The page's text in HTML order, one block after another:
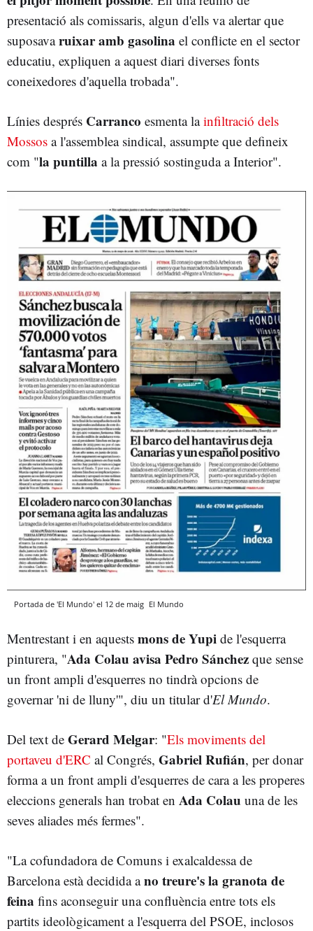
presentació als comissaris, algun d'ells va alertar que
suposavaruixar amb gasolina el conflicte en el sector
educatiu, expliquen a aquest diari diverses fonts
coneixedores d'aquella trobada".
Línies després Carranco esmenta lainfiltració dels
Mossos a l'assemblea sindical, assumpte que defineix
com "la puntilla a la pressió sostinguda a Interior".
Portada de 'El Mundo' el 12 de maig El Mundo
Mentrestant i en aquests mons de Yupi de l'esquerra
pinturera, "Ada Colau avisa Pedro Sánchez que sense
un front ampli d'esquerres no tindrà opcions de
governar 'ni de lluny'", diu un titular d'El Mundo.
Del text de Gerard Melgar: "Els moviments del
portaveu d'ERC al Congrés, Gabriel Rufián, per donar
forma a un front ampli d'esquerres de cara a les properes
eleccions generals han trobat en Ada Colau una de les
seves aliades més fermes".
"La cofundadora de Comuns i exalcaldessa de
Barcelona està decidida ano treure's la granota de
feina fins aconseguir una confluència entre tots els
partits ideològicament a l'esquerra del PSOE, inclosos